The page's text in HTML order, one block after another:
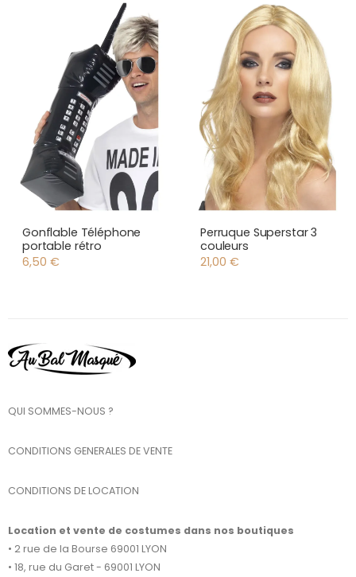
Gonflable Téléphone
portable rétro
6,50 €
Perruque Superstar 3
couleurs
21,00 €
QUI SOMMES-NOUS ?
CONDITIONS GENERALES DE VENTE
CONDITIONS DE LOCATION
Location et vente de costumes dans nos boutiques
• 2 rue de la Bourse 69001 LYON
• 18, rue du Garet - 69001 LYON